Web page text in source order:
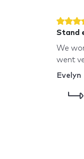
Stand
We
went
Evelyn